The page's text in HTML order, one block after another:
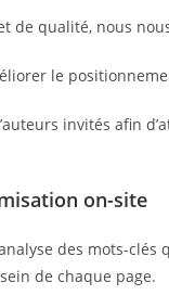
qualité, nous
le
invités afin
on-site
des mots-
de chaque page.